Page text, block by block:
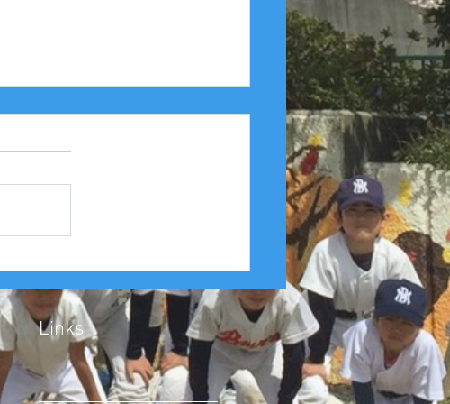
2025年度 Aクラス（縦縞） 豊
中豊友連合 第４６回豊中豊
友大会１回戦
​Links